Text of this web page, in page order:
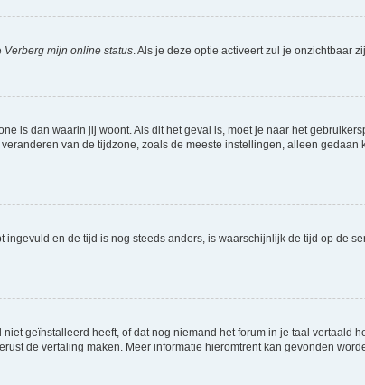
Verberg mijn online status . Als je deze optie activeert zul je onzichtbaar
is dan waarin jij woont. Als dit het geval is, moet je naar het
van de tijdzone, zoals de meeste instellingen, alleen
en de tijd is nog steeds anders, is waarschijnlijk de tijd op de
geïnstalleerd heeft, of dat nog niemand het forum in je taal vertaald
de vertaling maken. Meer informatie hieromtrent kan gevonden